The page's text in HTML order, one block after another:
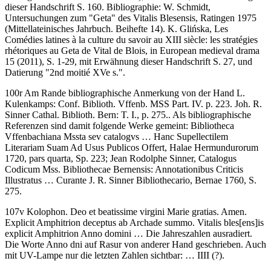
dieser Handschrift S. 160. Bibliographie: W. Schmidt,
Untersuchungen zum "Geta" des Vitalis Blesensis, Ratingen 1975
(Mittellateinisches Jahrbuch. Beihefte 14). K. Glińska, Les
Comédies latines à la culture du savoir au XIII siècle: les stratégies
rhétoriques au Geta de Vital de Blois, in European medieval drama
15 (2011), S. 1-29, mit Erwähnung dieser Handschrift S. 27, und
Datierung "2nd moitié XVe s.".
100r Am Rande bibliographische Anmerkung von der Hand L.
Kulenkamps: Conf. Biblioth. Vffenb. MSS Part. IV. p. 223. Joh. R.
Sinner Cathal. Biblioth. Bern: T. I., p. 275.. Als bibliographische
Referenzen sind damit folgende Werke gemeint: Bibliotheca
Vffenbachiana Mssta sev catalogvs … Hanc Supellectilem
Literariam Suam Ad Usus Publicos Offert, Halae Hermundurorum
1720, pars quarta, Sp. 223; Jean Rodolphe Sinner, Catalogus
Codicum Mss. Bibliothecae Bernensis: Annotationibus Criticis
Illustratus … Curante J. R. Sinner Bibliothecario, Bernae 1760, S.
275.
107v Kolophon. Deo et beatissime virgini Marie gratias. Amen.
Explicit Amphitrion deceptus ab Archade summo. Vitalis bles[ens]is
explicit Amphitrion Anno domini … Die Jahreszahlen ausradiert.
Die Worte Anno dni auf Rasur von anderer Hand geschrieben. Auch
mit UV-Lampe nur die letzten Zahlen sichtbar: … IIII (?).